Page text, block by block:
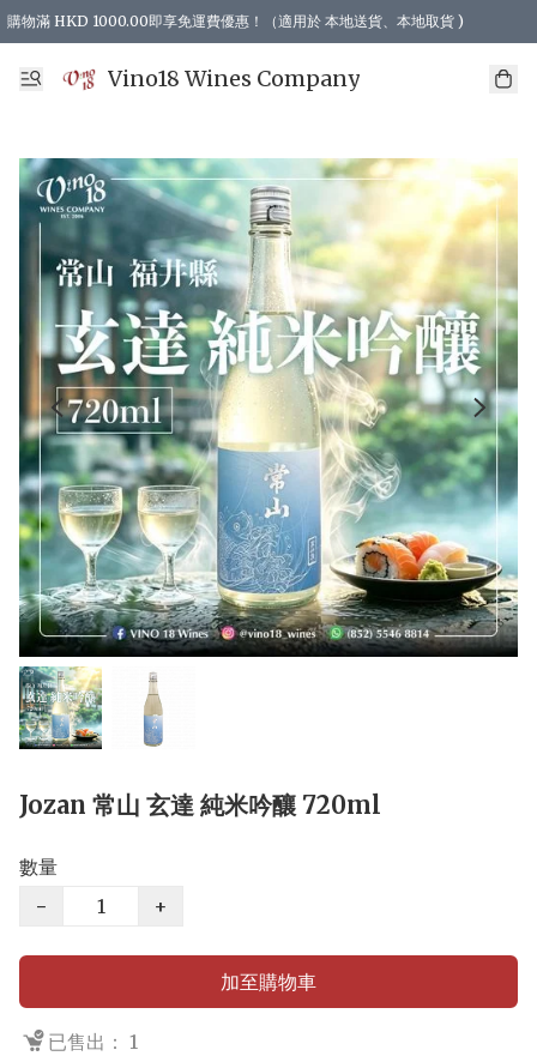
購物滿 HKD 1000.00即享免運費優惠！（適用於 本地送貨、本地取貨 )
Vino18 Wines Company
Jozan 常山 玄達 純米吟釀 720ml
數量
−
+
加至購物車
已售出： 1